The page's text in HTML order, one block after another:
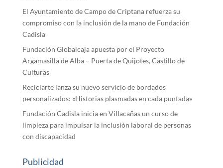
El Ayuntamiento de Campo de Criptana refuerza su
compromiso con la inclusión de la mano de Fundación
Cadisla
Fundación Globalcaja apuesta por el Proyecto
Argamasilla de Alba – Puerta de Quijotes, Castillo de
Culturas
Reciclarte lanza su nuevo servicio de bordados
personalizados: «Historias plasmadas en cada puntada»
Fundación Cadisla inicia en Villacañas un curso de
limpieza para impulsar la inclusión laboral de personas
con discapacidad
Publicidad